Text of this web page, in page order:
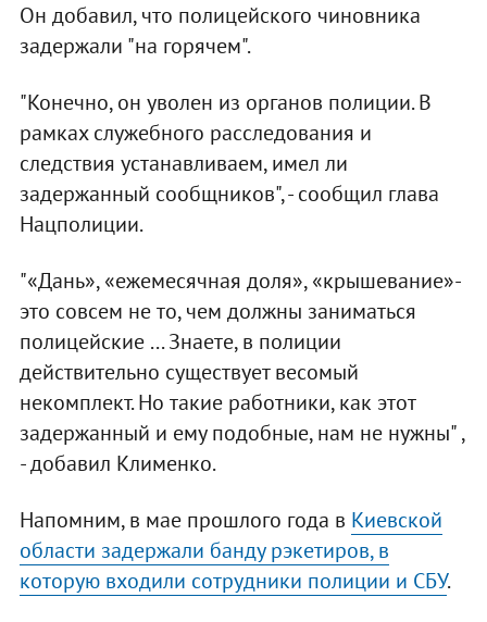
Он добавил, что полицейского чиновника
задержали "на горячем".
"Конечно, он уволен из органов полиции. В
рамках служебного расследования и
следствия устанавливаем, имел ли
задержанный сообщников", - сообщил глава
Нацполиции.
"«Дань», «ежемесячная доля», «крышевание»-
это совсем не то, чем должны заниматься
полицейские ... Знаете, в полиции
действительно существует весомый
некомплект. Но такие работники, как этот
задержанный и ему подобные, нам не нужны" ,
- добавил Клименко.
Напомним, в мае прошлого года в Киевской
области задержали банду рэкетиров, в
которую входили сотрудники полиции и СБУ.